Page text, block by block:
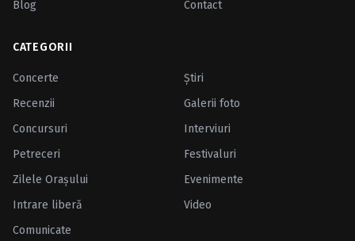
Blog
Contact
CATEGORII
Concerte
Ştiri
Recenzii
Galerii foto
Concursuri
Interviuri
Petreceri
Festivaluri
Zilele Oraşului
Evenimente
Intrare liberă
Video
Comunicate